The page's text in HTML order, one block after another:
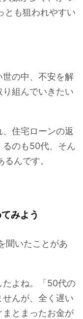
とも狙われやすい
の中、不安を解
組んでいきたい
住宅ローンの返
のも50代、そん
んです。
みよう
聞いたことがあ
たよね。「50代の
んが、全く遅い
とまったお金が